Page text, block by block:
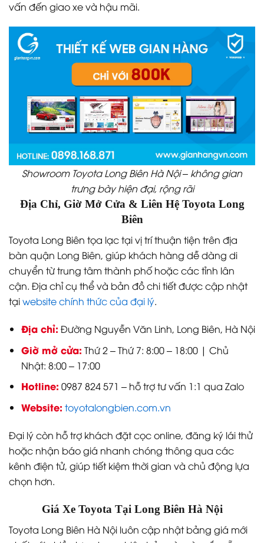
vấn đến giao xe và hậu mãi.
Showroom Toyota Long Biên Hà Nội – không gian
trưng bày hiện đại, rộng rãi
Địa Chỉ, Giờ Mở Cửa & Liên Hệ Toyota Long
Biên
Toyota Long Biên tọa lạc tại vị trí thuận tiện trên địa
bàn quận Long Biên, giúp khách hàng dễ dàng di
chuyển từ trung tâm thành phố hoặc các tỉnh lân
cận. Địa chỉ cụ thể và bản đồ chi tiết được cập nhật
tạiwebsite chính thức của đại lý.
Địa chỉ: Đường Nguyễn Văn Linh, Long Biên, Hà Nội
Giờ mở cửa: Thứ 2 – Thứ 7: 8:00 – 18:00 | Chủ
Nhật: 8:00 – 17:00
Hotline: 0987 824 571 – hỗ trợ tư vấn 1:1 qua Zalo
Website: toyotalongbien.com.vn
Đại lý còn hỗ trợ khách đặt cọc online, đăng ký lái thử
hoặc nhận báo giá nhanh chóng thông qua các
kênh điện tử, giúp tiết kiệm thời gian và chủ động lựa
chọn hơn.
Giá Xe Toyota Tại Long Biên Hà Nội
Toyota Long Biên Hà Nội luôn cập nhật bảng giá mới